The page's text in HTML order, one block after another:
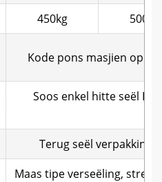
450kg
500kg
Kode pons masjien
Soos enkel hitte seël
Terug seël verpakking
Maas tipe verseëling,